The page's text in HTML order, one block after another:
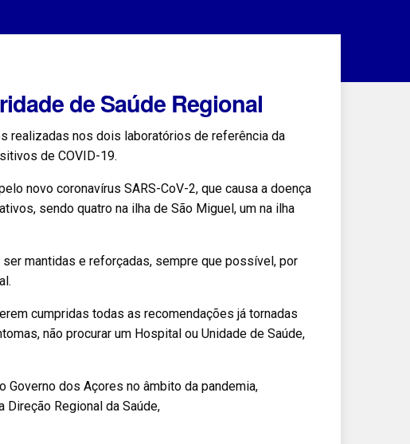
de Saúde Regional
realizadas nos dois laboratórios de referência da
de COVID-19.
novo coronavírus SARS-CoV-2, que causa a doença
sendo quatro na ilha de São Miguel, um na ilha
mantidas e reforçadas, sempre que possível, por
cumpridas todas as recomendações já tornadas
não procurar um Hospital ou Unidade de Saúde,
dos Açores no âmbito da pandemia,
Direção Regional da Saúde,